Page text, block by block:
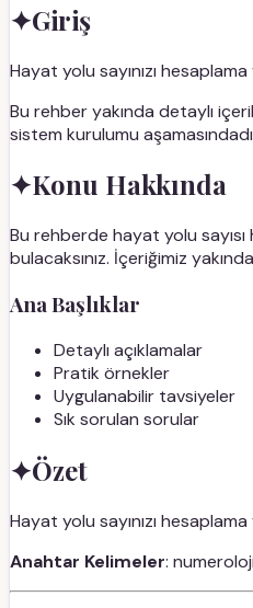
✦Giriş
Hayat yolu sayınızı hesaplama
Bu rehber yakında detaylı
sistem kurulumu
✦Konu Hakkında
Bu rehberde hayat yolu sayısı
bulacaksınız. İçeriğimiz
Ana Başlıklar
Detaylı açıklamalar
Pratik örnekler
Uygulanabilir tavsiyeler
Sık sorulan sorular
✦Özet
Hayat yolu sayınızı hesaplama
Anahtar Kelimeler: